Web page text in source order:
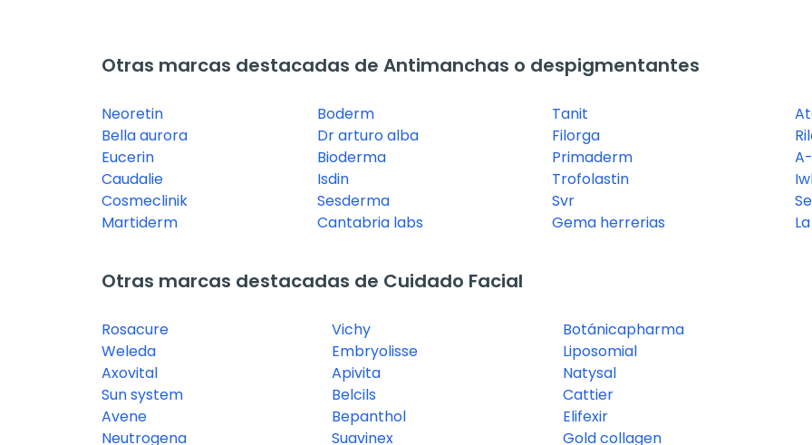
Otras marcas destacadas de Antimanchas o despigmentantes
Neoretin
Bella aurora
Eucerin
Caudalie
Cosmeclinik
Martiderm
Boderm
Dr arturo alba
Bioderma
Isdin
Sesderma
Cantabria labs
Tanit
Filorga
Primaderm
Trofolastin
Svr
Gema herrerias
Otras marcas destacadas de Cuidado Facial
Rosacure
Weleda
Axovital
Sun system
Avene
Neutrogena
Vichy
Embryolisse
Apivita
Belcils
Bepanthol
Suavinex
Botánicapharma
Liposomial
Natysal
Cattier
Elifexir
Gold collagen